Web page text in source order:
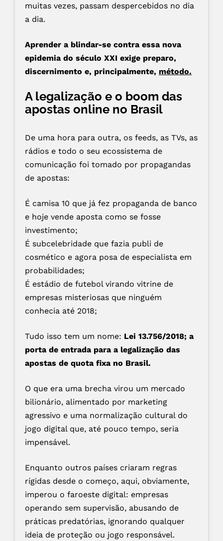
muitas vezes, passam despercebidos no dia
a dia.
Aprender a blindar-se contra essa nova
epidemia do século XXI exige preparo,
discernimento e, principalmente, método.
A legalização e o boom das
apostas online no Brasil
De uma hora para outra, os feeds, as TVs, as
rádios e todo o seu ecossistema de
comunicação foi tomado por propagandas
de apostas:
É camisa 10 que já fez propaganda de banco
e hoje vende aposta como se fosse
investimento;
É subcelebridade que fazia publi de
cosmético e agora posa de especialista em
probabilidades;
É estádio de futebol virando vitrine de
empresas misteriosas que ninguém
conhecia até 2018;
Tudo isso tem um nome: Lei 13.756/2018; a
porta de entrada para a legalização das
apostas de quota fixa no Brasil.
O que era uma brecha virou um mercado
bilionário, alimentado por marketing
agressivo e uma normalização cultural do
jogo digital que, até pouco tempo, seria
impensável.
Enquanto outros países criaram regras
rígidas desde o começo, aqui, obviamente,
imperou o faroeste digital: empresas
operando sem supervisão, abusando de
práticas predatórias, ignorando qualquer
ideia de proteção ou jogo responsável.